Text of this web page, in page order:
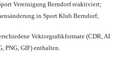
Vereinigung Berndorf reaktiviert;
in Sport Klub Berndorf;
Vektorgrafikformate (CDR, AI
PNG, GIF) enthalten.